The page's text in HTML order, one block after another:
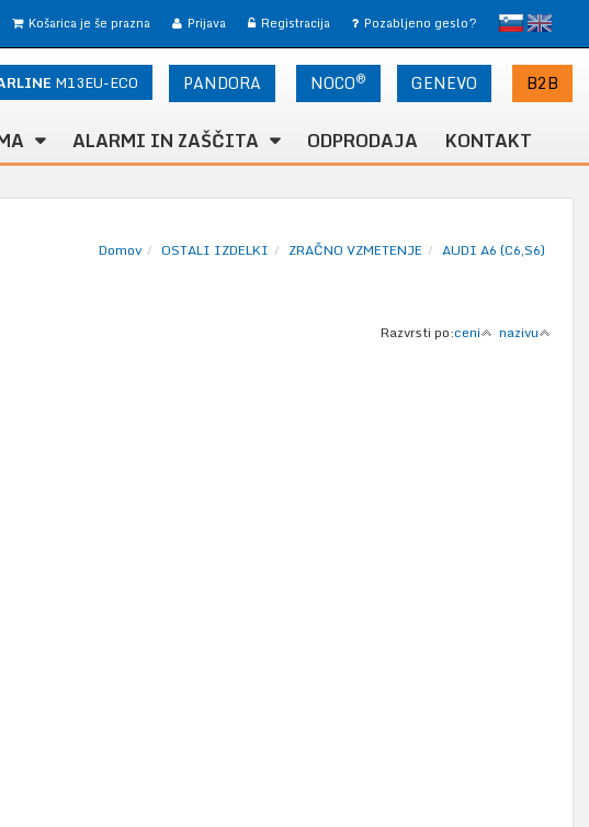
slovensko
English
Prijava Registracija Pozabljeno geslo?
Košarica je še prazna
PANDORA NOCO® GENEVO B2B
M13EU-ECO
ALARMI IN ZAŠČITA ODPRODAJA KONTAKT
Domov OSTALI IZDELKI ZRAČNO VZMETENJE AUDI A6 (C6,S6)
Razvrsti po:ceni nazivu